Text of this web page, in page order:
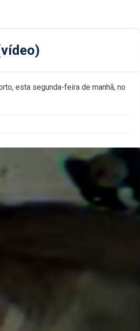
esta segunda-feira de manhã, no